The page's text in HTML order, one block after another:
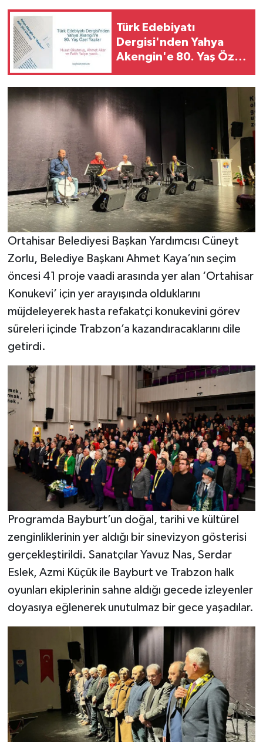
Türk Edebiyatı
Dergisi'nden Yahya
Akengin'e 80. Yaş Özel
Ortahisar Belediyesi Başkan Yardımcısı Cüneyt
Zorlu, Belediye Başkanı Ahmet Kaya’nın seçim
öncesi 41 proje vaadi arasında yer alan ‘Ortahisar
Konukevi’ için yer arayışında olduklarını
müjdeleyerek hasta refakatçi konukevini görev
süreleri içinde Trabzon’a kazandıracaklarını dile
getirdi.
Programda Bayburt’un doğal, tarihi ve kültürel
zenginliklerinin yer aldığı bir sinevizyon gösterisi
gerçekleştirildi. Sanatçılar Yavuz Nas, Serdar
Eslek, Azmi Küçük ile Bayburt ve Trabzon halk
oyunları ekiplerinin sahne aldığı gecede izleyenler
doyasıya eğlenerek unutulmaz bir gece yaşadılar.